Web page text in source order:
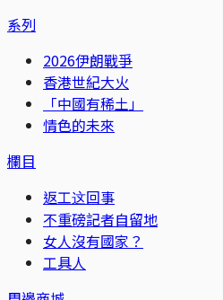
系列
2026伊朗戰爭
香港世紀大火
「中國有稀土」
情色的未來
欄目
返工这回事
不重磅記者自留地
女人沒有國家？
工具人